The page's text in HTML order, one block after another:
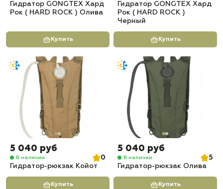
Гидратор GONGTEX Хард
Рок ( HARD ROCK ) Олива
Купить
Гидратор GONGTEX Хард
Рок ( HARD ROCK )
Черный
Купить
5 040 руб
В наличии
0
Гидратор-рюкзак Койот
Купить
5 040 руб
В наличии
5
Гидратор-рюкзак Олива
Купить